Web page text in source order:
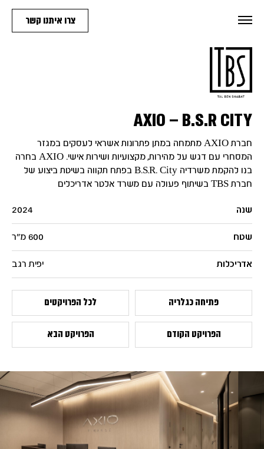
צרו איתנו קשר
AXIO – B.S.R CITY
חברת AXIO מתמחה במתן פתרונות אשראי לעסקים במגזר
המסחרי עם דגש על מהירות, מקצועיות ושירות אישי. AXIO בחרה
בנו להקמת משרדיה B.S.R. City בפתח תקווה בשיטת ביצוע של
חברת TBS בשיתוף פעולה עם משרד אלטר אדריכלים
שנה
2024
שטח 600 מ"ר
אדריכלות יפית רגב
פתיחה כגלריה לכל הפרויקטים
הפרויקט הקודם הפרויקט הבא